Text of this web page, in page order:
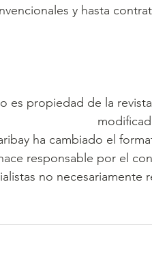
y hasta
es propiedad de la
ha cambiado el
responsable por el
no necesariamente